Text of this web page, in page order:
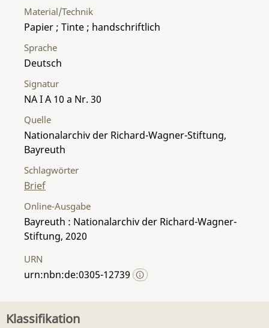
Material/Technik
Papier ; Tinte ; handschriftlich
Sprache
Deutsch
Signatur
NA I A 10 a Nr. 30
Quelle
Nationalarchiv der Richard-Wagner-Stiftung,
Bayreuth
Schlagwörter
Brief
Online-Ausgabe
Bayreuth : Nationalarchiv der Richard-Wagner-
Stiftung, 2020
URN
urn:nbn:de:0305-12739
Klassifikation